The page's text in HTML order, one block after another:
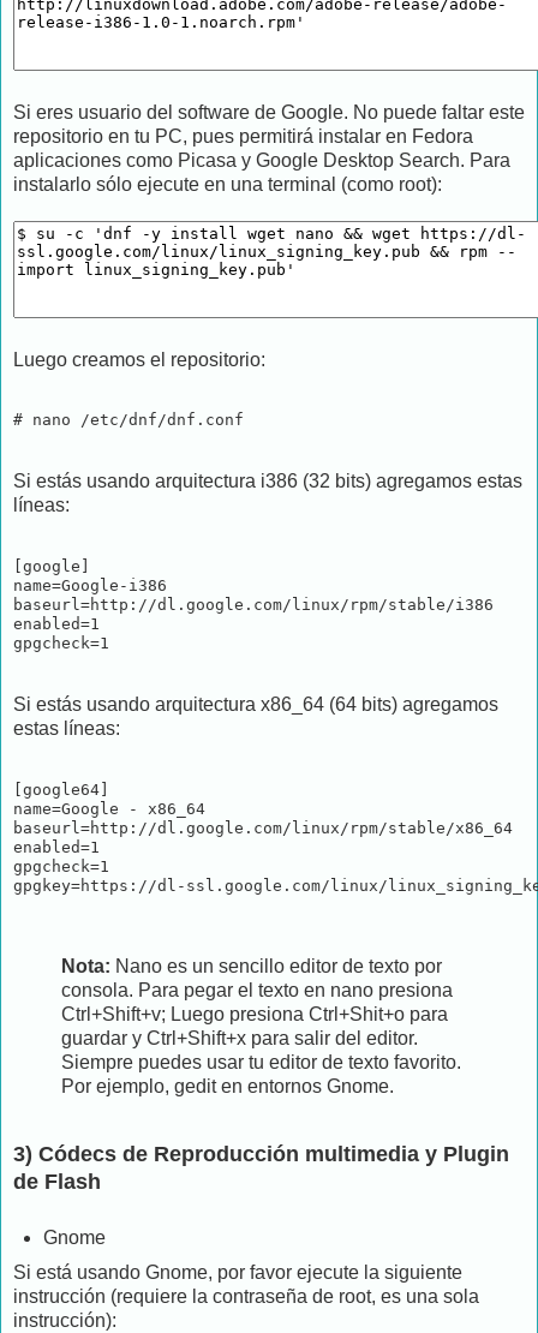
Si eres usuario del software de Google. No puede faltar este
repositorio en tu PC, pues permitirá instalar en Fedora
aplicaciones como Picasa y Google Desktop Search. Para
instalarlo sólo ejecute en una terminal (como root):
Luego creamos el repositorio:
# nano /etc/dnf/dnf.conf
Si estás usando arquitectura i386 (32 bits) agregamos estas
líneas:
[google]
name=Google-i386
baseurl=http://dl.google.com/linux/rpm/stable/i386
enabled=1
gpgcheck=1
Si estás usando arquitectura x86_64 (64 bits) agregamos
estas líneas:
[google64]
name=Google - x86_64
baseurl=http://dl.google.com/linux/rpm/stable/x86_64
enabled=1
gpgcheck=1
gpgkey=https://dl-ssl.google.com/linux/
Nota: Nano es un sencillo editor de texto por
consola. Para pegar el texto en nano presiona
Ctrl+Shift+v; Luego presiona Ctrl+Shit+o para
guardar y Ctrl+Shift+x para salir del editor.
Siempre puedes usar tu editor de texto favorito.
Por ejemplo, gedit en entornos Gnome.
3) Códecs de Reproducción multimedia y Plugin
de Flash
Gnome
Si está usando Gnome, por favor ejecute la siguiente
instrucción (requiere la contraseña de root, es una sola
instrucción):